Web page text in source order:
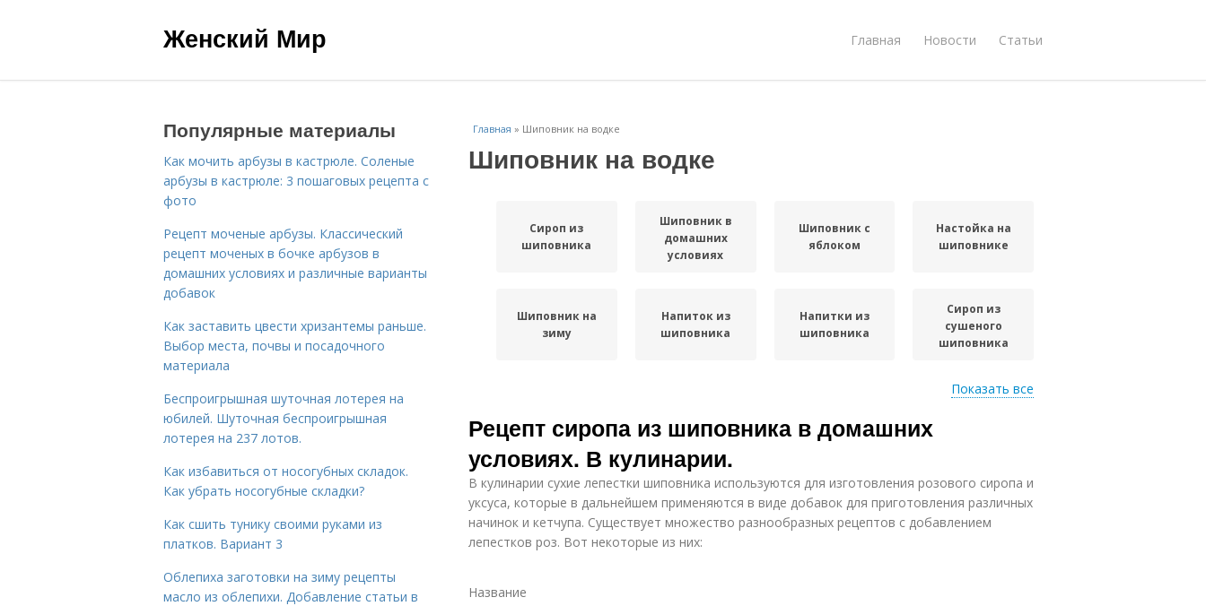
Женский Мир Главная Новости Статьи
Главная » Шиповник на водке
Шиповник на водке
Сироп из
шиповника
Шиповник в
домашних
условиях
Шиповник с
яблоком
Настойка на
шиповнике
Шиповник на
зиму
Напиток из
шиповника
Напитки из
шиповника
Сироп из
сушеного
шиповника
здоровья
шиповника
шиповника
Показать все
Рецепт сиропа из шиповника в домашних
условиях. В кулинарии.
В кулинарии сухие лепестки шиповника используются для изготовления розового сиропа и
уксуса, которые в дальнейшем применяются в виде добавок для приготовления различных
начинок и кетчупа. Существует множество разнообразных рецептов с добавлением
лепестков роз. Вот некоторые из них:
Название
Популярные материалы
Как мочить арбузы в кастрюле. Соленые
арбузы в кастрюле: 3 пошаговых рецепта с
фото
Рецепт моченые арбузы. Классический
рецепт моченых в бочке арбузов в
домашних условиях и различные варианты
добавок
Как заставить цвести хризантемы раньше.
Выбор места, почвы и посадочного
материала
Беспроигрышная шуточная лотерея на
юбилей. Шуточная беспроигрышная
лотерея на 237 лотов.
Как избавиться от носогубных складок.
Как убрать носогубные складки?
Как сшить тунику своими руками из
платков. Вариант 3
Облепиха заготовки на зиму рецепты
масло из облепихи. Добавление статьи в